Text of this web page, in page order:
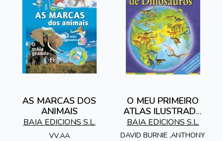
AS MARCAS DOS
ANIMAIS
BAIA EDICIONS S.L.
VV.AA
O MEU PRIMEIRO
ATLAS ILUSTRADO
DE DINOSAUROS
BAIA EDICIONS S.L.
DAVID BURNIE ,ANTHONY